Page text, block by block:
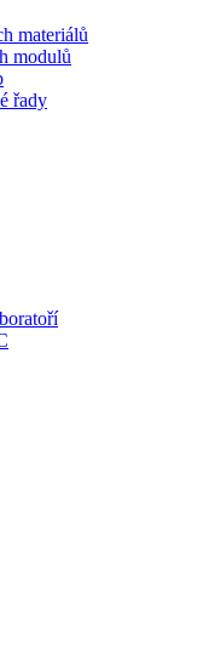
materiálů
modulů
řady